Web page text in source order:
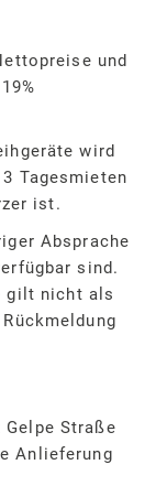
und
wird
Tagesmieten
ist.
Absprache
sind.
gilt nicht als
Straße
Anlieferung